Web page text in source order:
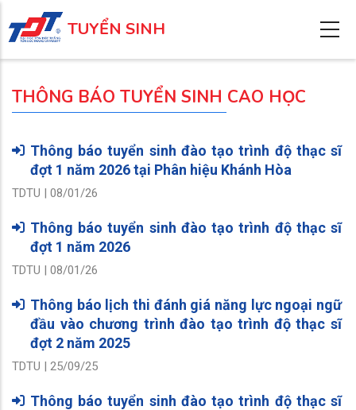
đến
nội
TUYỂN SINH
THÔNG BÁO TUYỂN SINH CAO HỌC
Thông báo tuyển sinh đào tạo trình độ thạc sĩ
đợt 1 năm 2026 tại Phân hiệu Khánh Hòa
TDTU | 08/01/26
Thông báo tuyển sinh đào tạo trình độ thạc sĩ
đợt 1 năm 2026
TDTU | 08/01/26
Thông báo lịch thi đánh giá năng lực ngoại ngữ
đầu vào chương trình đào tạo trình độ thạc sĩ
đợt 2 năm 2025
TDTU | 25/09/25
Thông báo tuyển sinh đào tạo trình độ thạc sĩ